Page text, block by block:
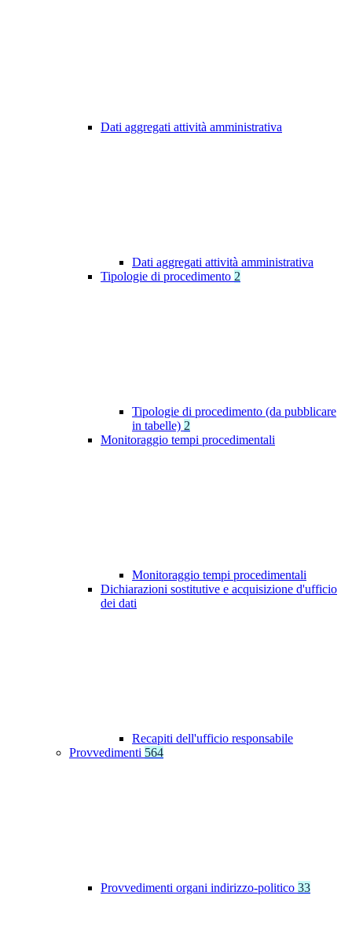
Dati aggregati attività amministrativa
Dati aggregati attività amministrativa
Tipologie di procedimento 2
Tipologie di procedimento (da pubblicare
in tabelle) 2
Monitoraggio tempi procedimentali
Monitoraggio tempi procedimentali
Dichiarazioni sostitutive e acquisizione d'ufficio
dei dati
Recapiti dell'ufficio responsabile
Provvedimenti 564
Provvedimenti organi indirizzo-politico 33